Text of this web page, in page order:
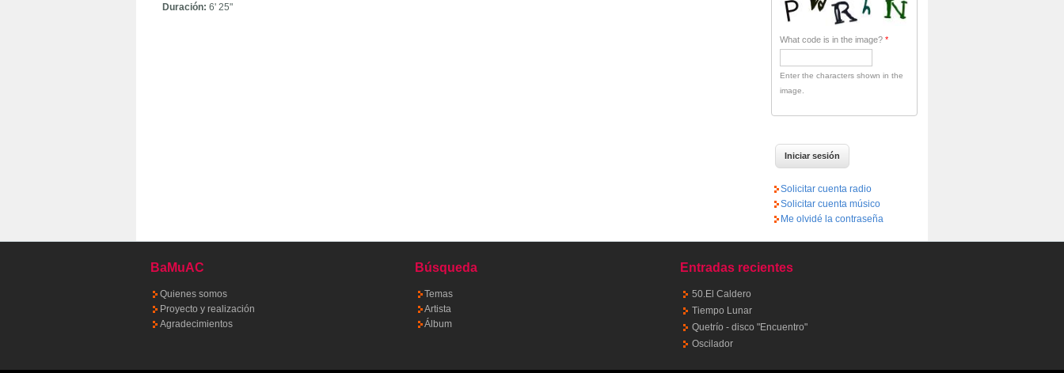
Duración:6' 25"
What code is in the image? *
Enter the characters shown in the
image.
Solicitar cuenta radio
Solicitar cuenta músico
Me olvidé la contraseña
BaMuAC
Quienes somos
Proyecto y realización
Agradecimientos
Búsqueda
Temas
Artista
Álbum
Entradas recientes
50.El Caldero
Tiempo Lunar
Quetrío - disco "Encuentro"
Oscilador